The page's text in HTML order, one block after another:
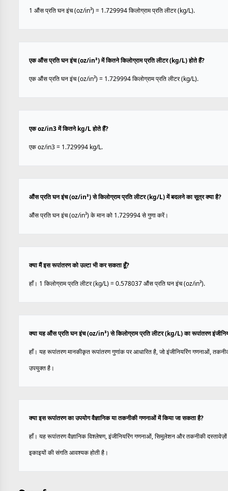
1 औंस प्रति घन इंच (oz/in³) = 1.729994 किलोग्राम प्रति लीटर (kg/L).
एक औंस प्रति घन इंच (oz/in³) में कितने किलोग्राम प्रति लीटर (kg/L) होते हैं?
एक औंस प्रति घन इंच (oz/in³) = 1.729994 किलोग्राम प्रति लीटर (kg/L).
एक oz/in3 में कितने kg/L होते हैं?
एक oz/in3 = 1.729994 kg/L.
औंस प्रति घन इंच (oz/in³) से किलोग्राम प्रति लीटर (kg/L) में बदलने का सूत्र क्या है?
औंस प्रति घन इंच (oz/in³) के मान को 1.729994 से गुणा करें।
क्या मैं इस रूपांतरण को उल्टा भी कर सकता हूँ?
हाँ। 1 किलोग्राम प्रति लीटर (kg/L) = 0.578037 औंस प्रति घन इंच (oz/in³).
क्या यह औंस प्रति घन इंच (oz/in³) से किलोग्राम प्रति लीटर (kg/L) का रूपांतरण
हाँ। यह रूपांतरण मानकीकृत रूपांतरण गुणांक पर आधारित है, जो इंजीनियरिंग गणनाओं,
उपयुक्त है।
क्या इस रूपांतरण का उपयोग वैज्ञानिक या तकनीकी गणनाओं में किया जा सकता है?
हाँ। यह रूपांतरण वैज्ञानिक विश्लेषण, इंजीनियरिंग गणनाओं, सिमुलेशन और तकनीकी
इकाइयों की संगति आवश्यक होती है।